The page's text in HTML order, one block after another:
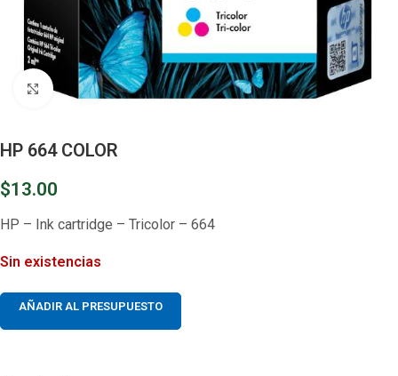
Clic para ampliar
HP 664 COLOR
$13.00
HP – Ink cartridge – Tricolor – 664
Sin existencias
AÑADIR AL PRESUPUESTO